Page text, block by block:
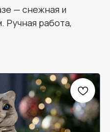
— снежная и
Ручная работа,